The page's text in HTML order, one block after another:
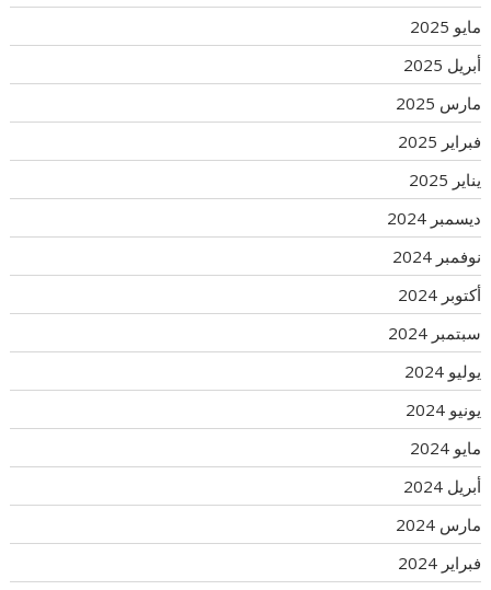
مايو 2025
أبريل 2025
مارس 2025
فبراير 2025
يناير 2025
ديسمبر 2024
نوفمبر 2024
أكتوبر 2024
سبتمبر 2024
يوليو 2024
يونيو 2024
مايو 2024
أبريل 2024
مارس 2024
فبراير 2024